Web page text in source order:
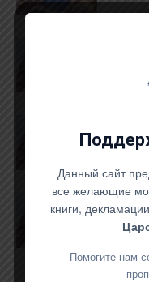
(книга
Иосиф
Данный сайт
все желающие
книги,
Помогите нам